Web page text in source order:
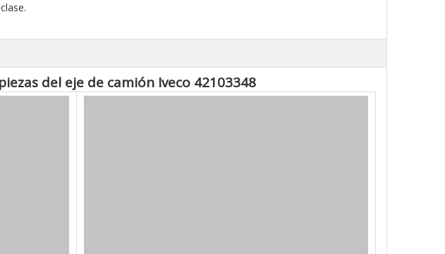
del eje de camión Iveco 42103348